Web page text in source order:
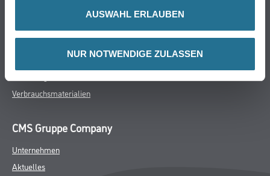
AUSWAHL ERLAUBEN
NUR NOTWENDIGE ZULASSEN
Bodenbeläge
Wand- & Deckenbeläge
Verbrauchsmaterialien
CMS Gruppe Company
Unternehmen
Aktuelles